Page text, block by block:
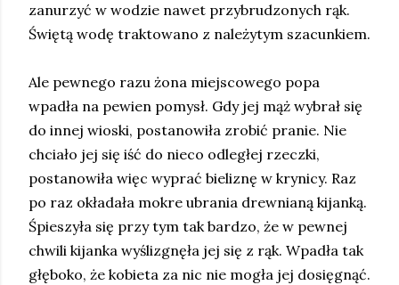
zanurzyć w wodzie nawet przybrudzonych rąk.
Świętą wodę traktowano z należytym szacunkiem.
Ale pewnego razu żona miejscowego popa
wpadła na pewien pomysł. Gdy jej mąż wybrał się
do innej wioski, postanowiła zrobić pranie. Nie
chciało jej się iść do nieco odległej rzeczki,
postanowiła więc wyprać bieliznę w krynicy. Raz
po raz okładała mokre ubrania drewnianą kijanką.
Śpieszyła się przy tym tak bardzo, że w pewnej
chwili kijanka wyślizgnęła jej się z rąk. Wpadła tak
głęboko, że kobieta za nic nie mogła jej dosięgnąć.